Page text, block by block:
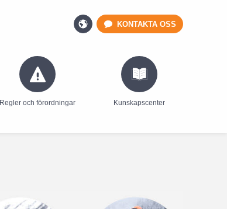
Regler och förordningar Kunskapscenter
KONTAKTA OSS